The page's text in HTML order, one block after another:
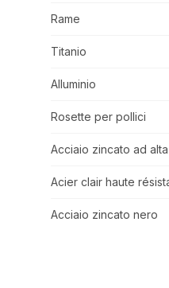
Rame
Titanio
Alluminio
Rosette per pollici
Acciaio zincato ad
Acier clair haute
Acciaio zincato nero